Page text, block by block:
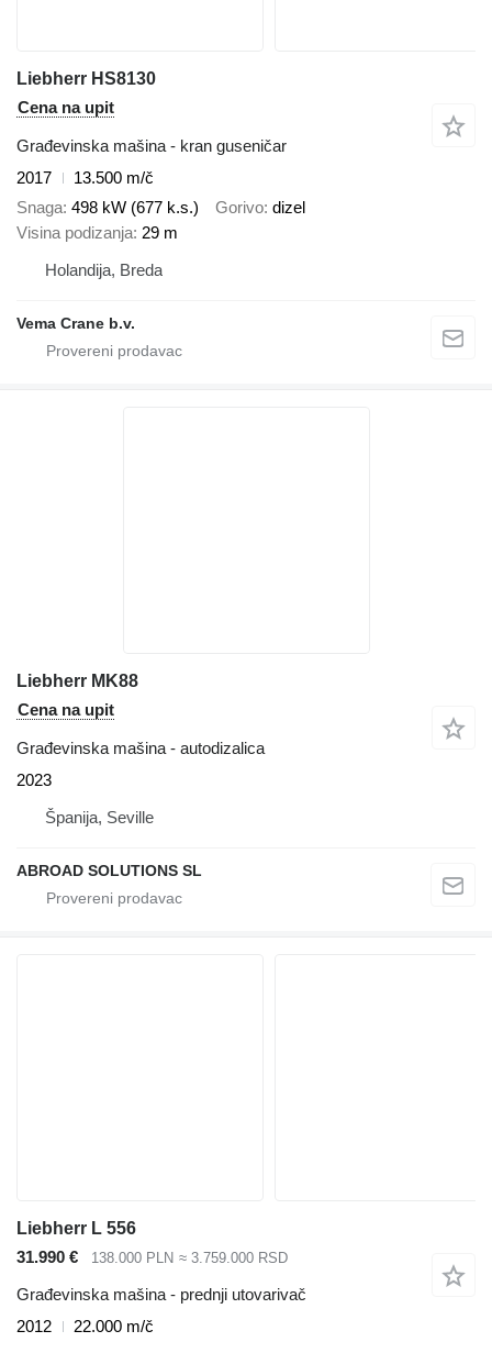
Liebherr HS8130
Cena na upit
Građevinska mašina - kran guseničar
2017
13.500 m/č
Snaga 498 kW (677 k.s.) Gorivo dizel
Visina podizanja 29 m
Holandija, Breda
Vema Crane b.v.
Liebherr MK88
Cena na upit
Građevinska mašina - autodizalica
2023
Španija, Seville
ABROAD SOLUTIONS SL
Liebherr L 556
31.990 €
138.000 PLN ≈ 3.759.000 RSD
Građevinska mašina - prednji utovarivač
2012
22.000 m/č